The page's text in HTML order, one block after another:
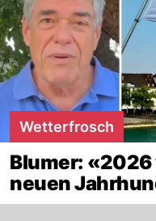
Wetterfrosch
Blumer:
neuen